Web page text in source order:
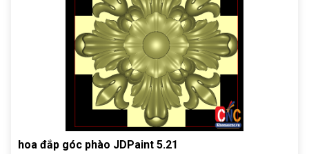
hoa đắp góc phào JDPaint 5.21